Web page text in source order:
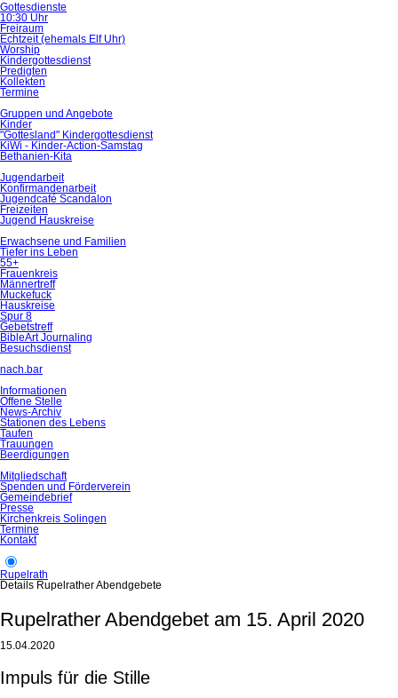
Gottesdienste
10:30 Uhr
Freiraum
Echtzeit (ehemals Elf Uhr)
Worship
Kindergottesdienst
Predigten
Kollekten
Termine
Gruppen und Angebote
Kinder
"Gottesland" Kindergottesdienst
KiWi - Kinder-Action-Samstag
Bethanien-Kita
Jugendarbeit
Konfirmandenarbeit
Jugendcafé Scandalon
Freizeiten
Jugend Hauskreise
Erwachsene und Familien
Tiefer ins Leben
55+
Frauenkreis
Männertreff
Muckefuck
Hauskreise
Spur 8
Gebetstreff
BibleArt Journaling
Besuchsdienst
nach.bar
Informationen
Offene Stelle
News-Archiv
Stationen des Lebens
Taufen
Trauungen
Beerdigungen
Mitgliedschaft
Spenden und Förderverein
Gemeindebrief
Presse
Kirchenkreis Solingen
Termine
Kontakt
Rupelrath
Details Rupelrather Abendgebete
Rupelrather Abendgebet am 15. April 2020
15.04.2020
Impuls für die Stille